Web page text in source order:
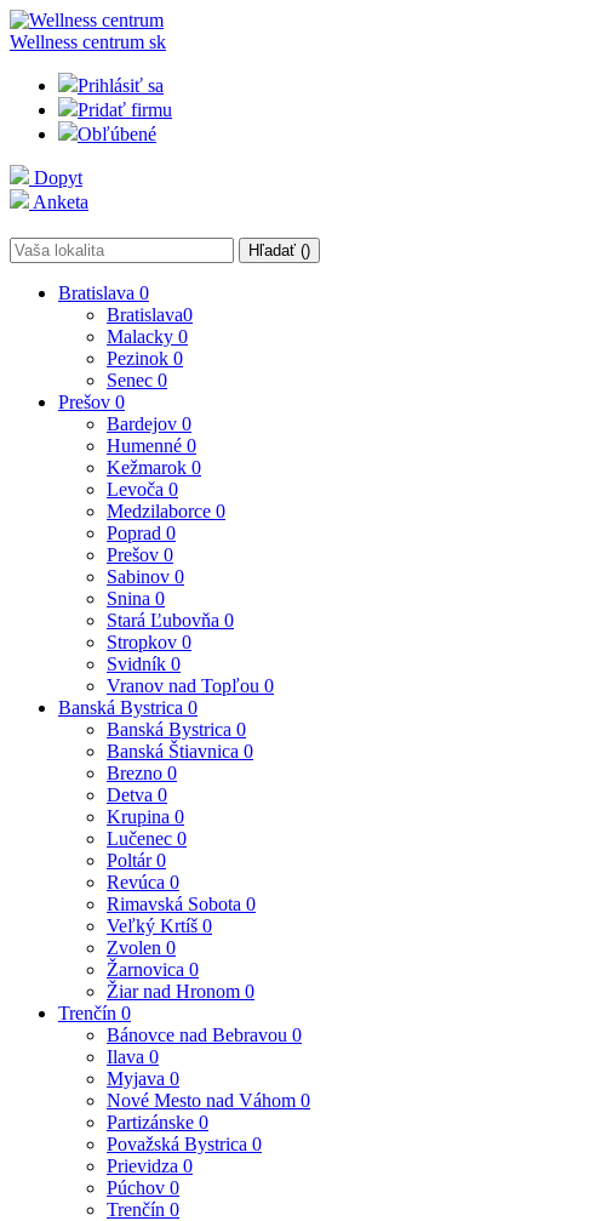
Wellness centrum sk
Prihlásiť sa
Pridať firmu
Obľúbené
Dopyt
Anketa
Hľadať ()
Bratislava 0
Bratislava0
Malacky 0
Pezinok 0
Senec 0
Prešov 0
Bardejov 0
Humenné 0
Kežmarok 0
Levoča 0
Medzilaborce 0
Poprad 0
Prešov 0
Sabinov 0
Snina 0
Stará Ľubovňa 0
Stropkov 0
Svidník 0
Vranov nad Topľou 0
Banská Bystrica 0
Banská Bystrica 0
Banská Štiavnica 0
Brezno 0
Detva 0
Krupina 0
Lučenec 0
Poltár0
Revúca 0
Rimavská Sobota 0
Veľký Krtíš 0
Zvolen 0
Žarnovica 0
Žiar nad Hronom 0
Trenčín 0
Bánovce nad Bebravou 0
Ilava 0
Myjava 0
Nové Mesto nad Váhom 0
Partizánske 0
Považská Bystrica 0
Prievidza 0
Púchov 0
Trenčín 0